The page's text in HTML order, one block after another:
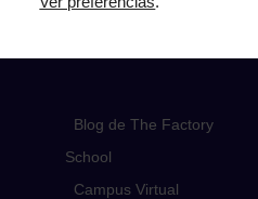
Blog de The Factory
School
Campus Virtual